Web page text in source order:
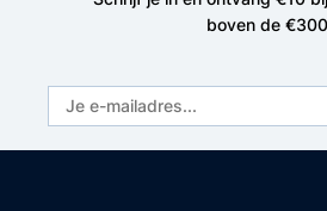
boven de €300